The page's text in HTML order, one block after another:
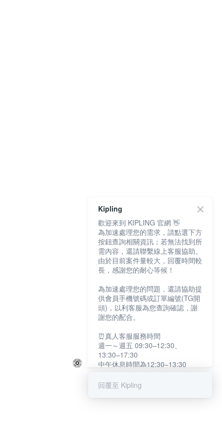
Kipling
歡迎來到 KIPLING 官網 👋
為加速處理您的需求，請點選下方
按鈕查詢相關資訊；若無法找到所
需內容，還請聯繫線上客服協助。
由於目前案件量較大，回覆時間較
長，感謝您的耐心等候！
為加速處理您的問題，還請協助提
供會員手機號碼或訂單編號(TG開
頭)，以利客服為您查詢確認，謝
謝您的配合。
⏰真人客服服務時間
週一～週五 09:30–12:30、
13:30–17:30
中午休息時間為12:30–13:30
提醒您：系統會自動已讀訊息，如
回覆至 Kipling